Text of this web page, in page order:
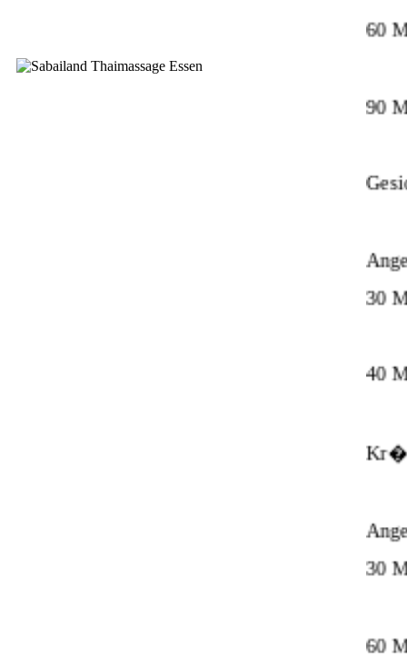
60
90
30
40
30
60